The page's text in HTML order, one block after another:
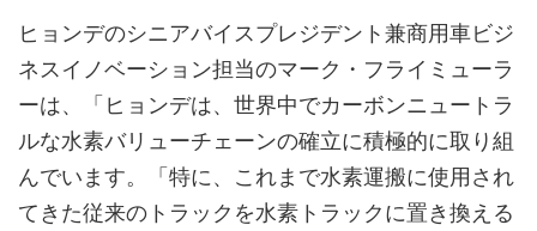
ヒョンデのシニアバイスプレジデント兼商用車ビジ
ネスイノベーション担当のマーク・フライミューラ
ーは、「ヒョンデは、世界中でカーボンニュートラ
ルな水素バリューチェーンの確立に積極的に取り組
んでいます。「特に、これまで水素運搬に使用され
てきた従来のトラックを水素トラックに置き換える